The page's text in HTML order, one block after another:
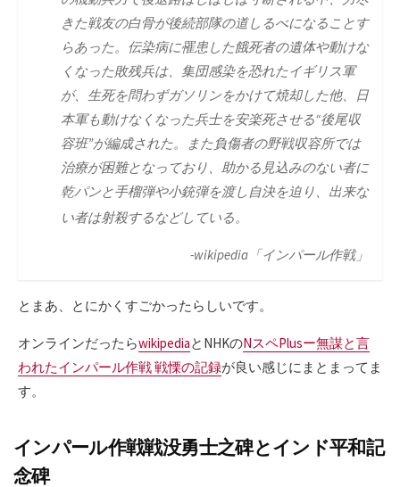
きた戦友の白骨が後続部隊の道しるべになることす
らあった。伝染病に罹患した餓死者の遺体や動けな
くなった敗残兵は、集団感染を恐れたイギリス軍
が、生死を問わずガソリンをかけて焼却した他、日
本軍も動けなくなった兵士を安楽死させる“後尾収
容班”が編成された。また負傷者の野戦収容所では
治療が困難となっており、助かる見込みのない者に
乾パンと手榴弾や小銃弾を渡し自決を迫り、出来な
い者は射殺するなどしている。
-wikipedia「インパール作戦」
とまあ、とにかくすごかったらしいです。
オンラインだったらwikipediaとNHKのNスペPlusー無謀と言
われたインパール作戦 戦慄の記録が良い感じにまとまってま
す。
インパール作戦戦没勇士之碑とインド平和記
念碑